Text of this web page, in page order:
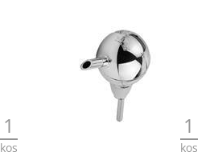
1
kos
1
kos